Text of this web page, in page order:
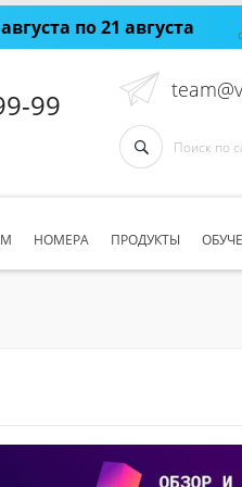
по 21 августа
99
НОМЕРА ПРОДУКТЫ